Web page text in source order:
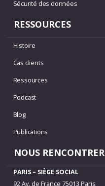
Sécurité des données
RESSOURCES
Histoire
Cas clients
Ressources
Podcast
Blog
Publications
NOUS RENCONTRER
PARIS – SIÈGE SOCIAL
92 Av. de France 75013 Paris